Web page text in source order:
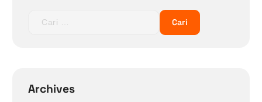
n
tArchives